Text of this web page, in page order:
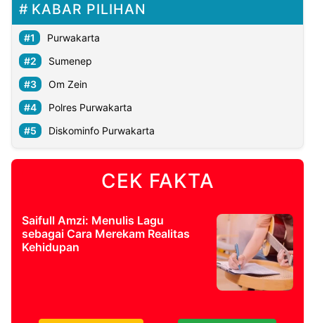
KABAR PILIHAN
Purwakarta
Sumenep
Om Zein
Polres Purwakarta
Diskominfo Purwakarta
CEK FAKTA
Saifull Amzi: Menulis Lagu
sebagai Cara Merekam Realitas
Kehidupan